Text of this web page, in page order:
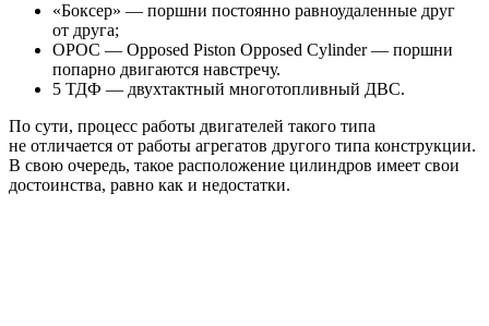
«Боксер» — поршни постоянно равноудаленные друг
от друга;
ОРОС — Opposed Piston Opposed Cylinder — поршни
попарно двигаются навстречу.
5 ТДФ — двухтактный многотопливный ДВС.
По сути, процесс работы двигателей такого типа
не отличается от работы агрегатов другого типа конструкции.
В свою очередь, такое расположение цилиндров имеет свои
достоинства, равно как и недостатки.